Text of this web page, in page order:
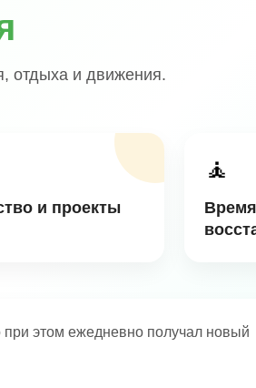
отдыха и движения.
и проекты
🧘
этом ежедневно получал новый